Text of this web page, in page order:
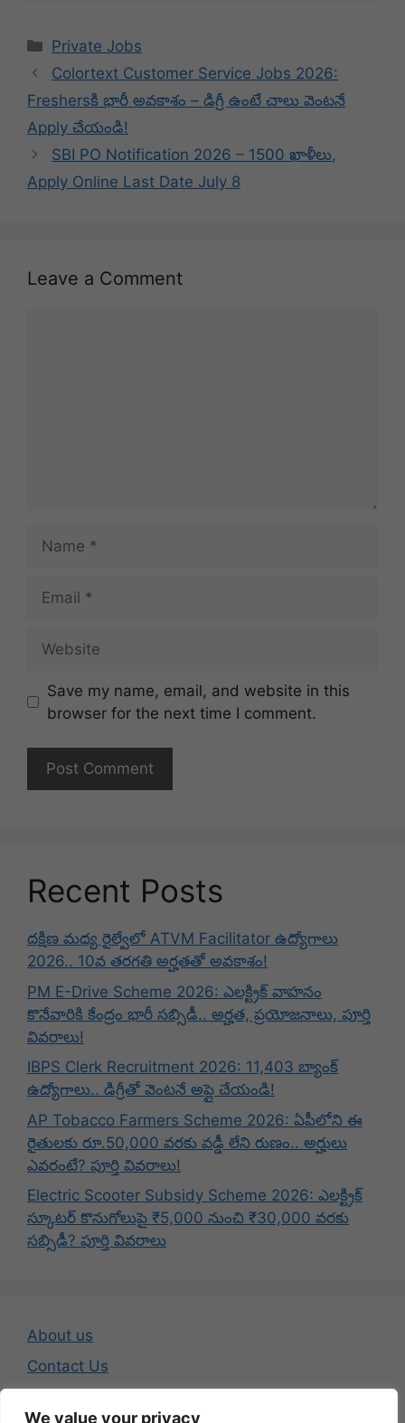
We value your privacy
Categories
Private Jobs
Colortext Customer Service Jobs 2026:
Freshersకి భారీ అవకాశం – డిగ్రీ ఉంటే చాలు వెంటనే
Apply చేయండి!
SBI PO Notification 2026 – 1500 ఖాళీలు,
Apply Online Last Date July 8
Leave a Comment
Save my name, email, and website in this
browser for the next time I comment.
Recent Posts
దక్షిణ మధ్య రైల్వేలో ATVM Facilitator ఉద్యోగాలు
2026.. 10వ తరగతి అర్హతతో అవకాశం!
PM E-Drive Scheme 2026: ఎలక్ట్రిక్ వాహనం
కొనేవారికి కేంద్రం భారీ సబ్సిడీ.. అర్హత, ప్రయోజనాలు, పూర్తి
వివరాలు!
IBPS Clerk Recruitment 2026: 11,403 బ్యాంక్
ఉద్యోగాలు.. డిగ్రీతో వెంటనే అప్లై చేయండి!
AP Tobacco Farmers Scheme 2026: ఏపీలోని ఈ
రైతులకు రూ.50,000 వరకు వడ్డీ లేని రుణం.. అర్హులు
ఎవరంటే? పూర్తి వివరాలు!
Electric Scooter Subsidy Scheme 2026: ఎలక్ట్రిక్
స్కూటర్ కొనుగోలుపై ₹5,000 నుంచి ₹30,000 వరకు
సబ్సిడీ? పూర్తి వివరాలు
About us
Contact Us